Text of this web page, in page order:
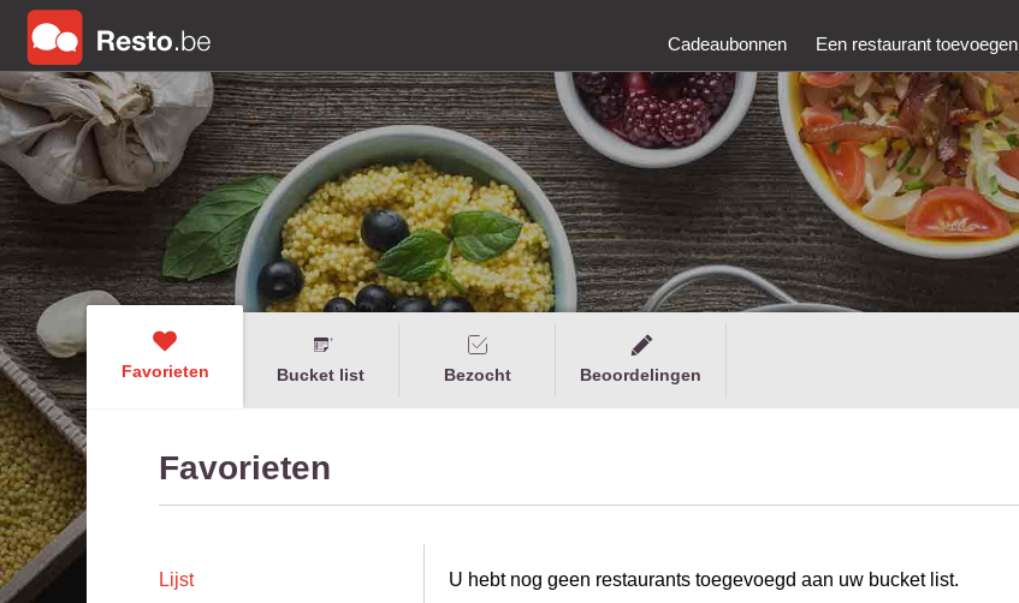
Cadeaubonnen Een restaurant toevoegen
Favorieten Bucket list Bezocht Beoordelingen
Favorieten
Lijst U hebt nog geen restaurants toegevoegd aan uw bucket list.